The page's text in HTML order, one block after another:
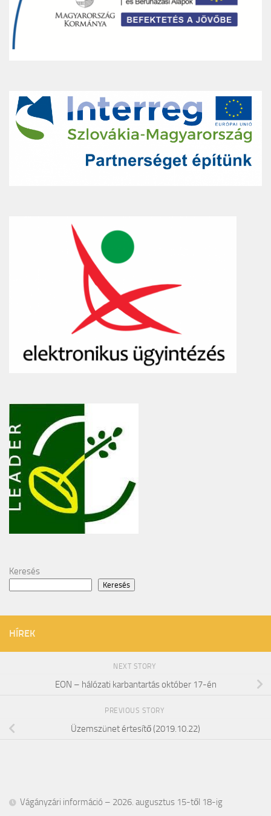
Keresés
Keresés
HÍREK
NEXT STORY
EON – hálózati karbantartás október 17-én
PREVIOUS STORY
Üzemszünet értesítő (2019.10.22)
Vágányzári információ – 2026. augusztus 15-től 18-ig